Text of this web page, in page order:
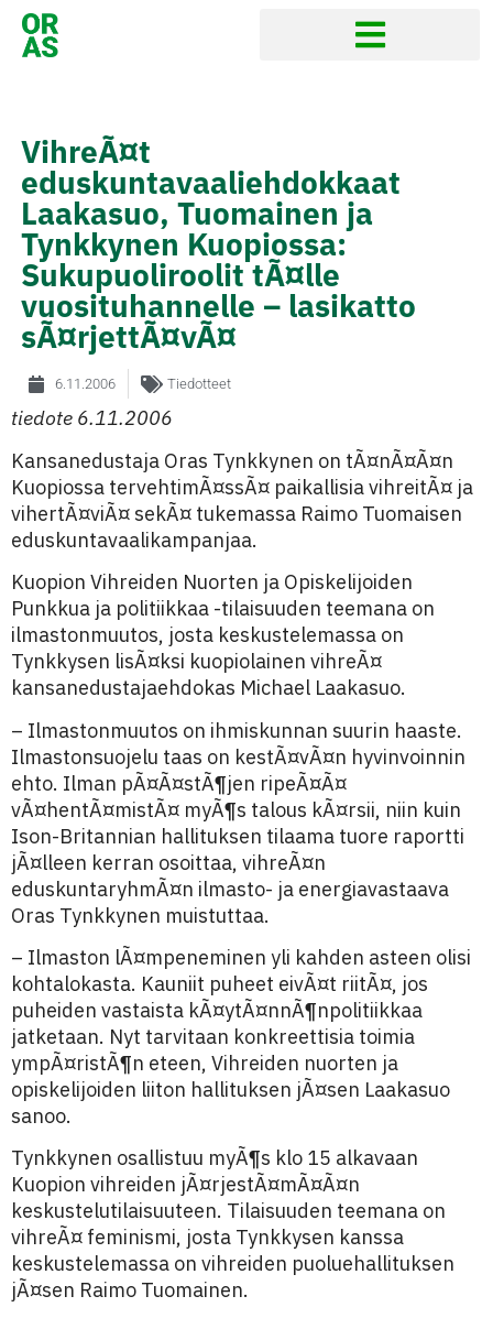
VihreÃ¤t
eduskuntavaaliehdokkaat
Laakasuo, Tuomainen ja
Tynkkynen Kuopiossa:
Sukupuoliroolit tÃ¤lle
vuosituhannelle – lasikatto
sÃ¤rjettÃ¤vÃ¤
6.11.2006 Tiedotteet
tiedote 6.11.2006
Kansanedustaja Oras Tynkkynen on tÃ¤nÃ¤Ã¤n
Kuopiossa tervehtimÃ¤ssÃ¤ paikallisia vihreitÃ¤ ja
vihertÃ¤viÃ¤ sekÃ¤ tukemassa Raimo Tuomaisen
eduskuntavaalikampanjaa.
Kuopion Vihreiden Nuorten ja Opiskelijoiden
Punkkua ja politiikkaa -tilaisuuden teemana on
ilmastonmuutos, josta keskustelemassa on
Tynkkysen lisÃ¤ksi kuopiolainen vihreÃ¤
kansanedustajaehdokas Michael Laakasuo.
– Ilmastonmuutos on ihmiskunnan suurin haaste.
Ilmastonsuojelu taas on kestÃ¤vÃ¤n hyvinvoinnin
ehto. Ilman pÃ¤Ã¤stÃ¶jen ripeÃ¤Ã¤
vÃ¤hentÃ¤mistÃ¤ myÃ¶s talous kÃ¤rsii, niin kuin
Ison-Britannian hallituksen tilaama tuore raportti
jÃ¤lleen kerran osoittaa, vihreÃ¤n
eduskuntaryhmÃ¤n ilmasto- ja energiavastaava
Oras Tynkkynen muistuttaa.
– Ilmaston lÃ¤mpeneminen yli kahden asteen olisi
kohtalokasta. Kauniit puheet eivÃ¤t riitÃ¤, jos
puheiden vastaista kÃ¤ytÃ¤nnÃ¶npolitiikkaa
jatketaan. Nyt tarvitaan konkreettisia toimia
ympÃ¤ristÃ¶n eteen, Vihreiden nuorten ja
opiskelijoiden liiton hallituksen jÃ¤sen Laakasuo
sanoo.
Tynkkynen osallistuu myÃ¶s klo 15 alkavaan
Kuopion vihreiden jÃ¤rjestÃ¤mÃ¤Ã¤n
keskustelutilaisuuteen. Tilaisuuden teemana on
vihreÃ¤ feminismi, josta Tynkkysen kanssa
keskustelemassa on vihreiden puoluehallituksen
jÃ¤sen Raimo Tuomainen.